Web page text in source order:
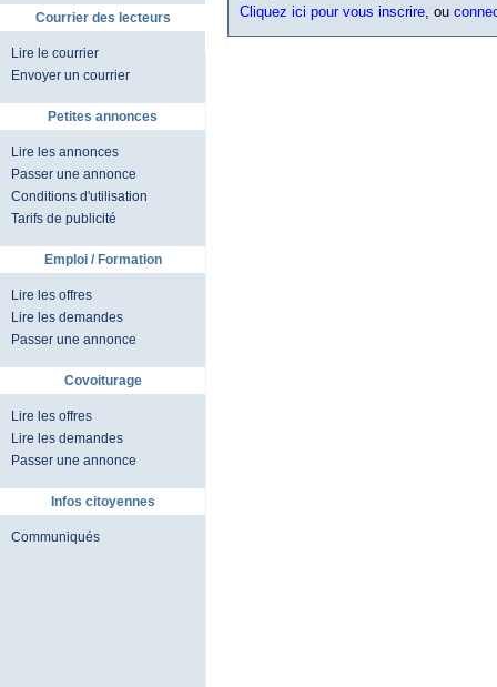
Courrier des lecteurs
Lire le courrier
Envoyer un courrier
Petites annonces
Lire les annonces
Passer une annonce
Conditions d'utilisation
Tarifs de publicité
Emploi / Formation
Lire les offres
Lire les demandes
Passer une annonce
Covoiturage
Lire les offres
Lire les demandes
Passer une annonce
Infos citoyennes
Communiqués
Cliquez ici pour vous inscrire, ou